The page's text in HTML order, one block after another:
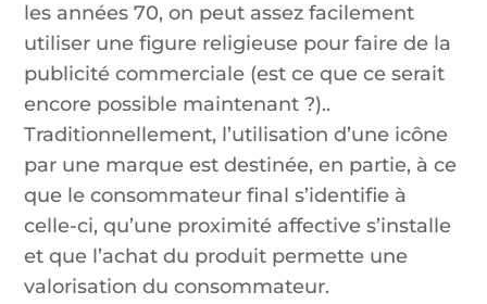
les années 70, on peut assez facilement
utiliser une figure religieuse pour faire de la
publicité commerciale (est ce que ce serait
encore possible maintenant ?)..
Traditionnellement, l’utilisation d’une icône
par une marque est destinée, en partie, à ce
que le consommateur final s’identifie à
celle-ci, qu’une proximité affective s’installe
et que l’achat du produit permette une
valorisation du consommateur.